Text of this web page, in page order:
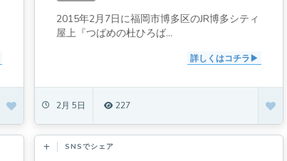
2015年2月7日に福岡市博多区のJR博多シティ
屋上『つばめの杜ひろば...
詳しくはコチラ
2月 5日 227
SNSでシェア